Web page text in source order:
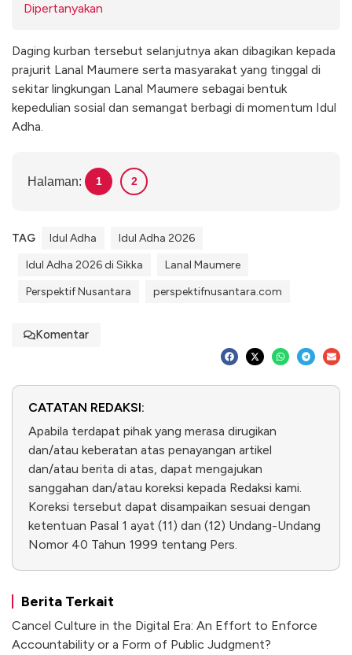
Dipertanyakan
Daging kurban tersebut selanjutnya akan dibagikan kepada
prajurit Lanal Maumere serta masyarakat yang tinggal di
sekitar lingkungan Lanal Maumere sebagai bentuk
kepedulian sosial dan semangat berbagi di momentum Idul
Adha.
Halaman: 1 2
TAG Idul Adha
Idul Adha 2026
Idul Adha 2026 di Sikka
Lanal Maumere
Perspektif Nusantara
perspektifnusantara.com
Komentar
CATATAN REDAKSI:
Apabila terdapat pihak yang merasa dirugikan
dan/atau keberatan atas penayangan artikel
dan/atau berita di atas, dapat mengajukan
sanggahan dan/atau koreksi kepada Redaksi kami.
Koreksi tersebut dapat disampaikan sesuai dengan
ketentuan Pasal 1 ayat (11) dan (12) Undang-Undang
Nomor 40 Tahun 1999 tentang Pers.
Berita Terkait
Cancel Culture in the Digital Era: An Effort to Enforce
Accountability or a Form of Public Judgment?